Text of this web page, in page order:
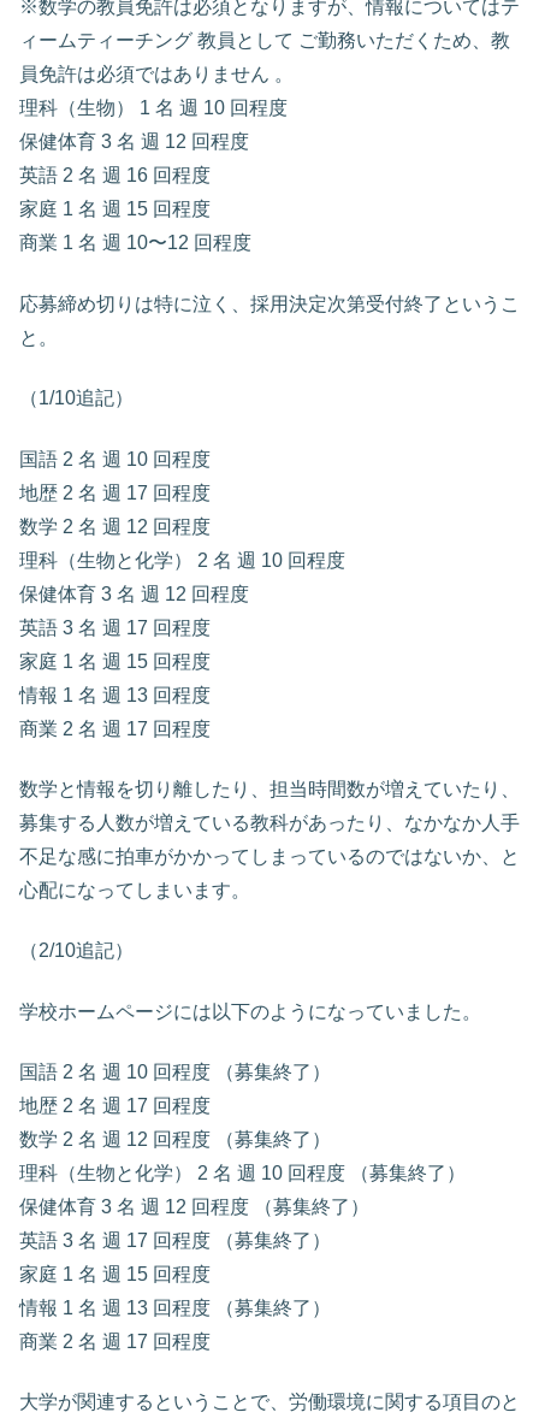
※数学の教員免許は必須となりますが、情報についてはテ
ィームティーチング 教員として ご勤務いただくため、教
員免許は必須ではありません 。
理科（生物） 1 名 週 10 回程度
保健体育 3 名 週 12 回程度
英語 2 名 週 16 回程度
家庭 1 名 週 15 回程度
商業 1 名 週 10〜12 回程度
応募締め切りは特に泣く、採用決定次第受付終了というこ
と。
（1/10追記）
国語 2 名 週 10 回程度
地歴 2 名 週 17 回程度
数学 2 名 週 12 回程度
理科（生物と化学） 2 名 週 10 回程度
保健体育 3 名 週 12 回程度
英語 3 名 週 17 回程度
家庭 1 名 週 15 回程度
情報 1 名 週 13 回程度
商業 2 名 週 17 回程度
数学と情報を切り離したり、担当時間数が増えていたり、
募集する人数が増えている教科があったり、なかなか人手
不足な感に拍車がかかってしまっているのではないか、と
心配になってしまいます。
（2/10追記）
学校ホームページには以下のようになっていました。
国語 2 名 週 10 回程度 （募集終了）
地歴 2 名 週 17 回程度
数学 2 名 週 12 回程度 （募集終了）
理科（生物と化学） 2 名 週 10 回程度 （募集終了）
保健体育 3 名 週 12 回程度 （募集終了）
英語 3 名 週 17 回程度 （募集終了）
家庭 1 名 週 15 回程度
情報 1 名 週 13 回程度 （募集終了）
商業 2 名 週 17 回程度
大学が関連するということで、労働環境に関する項目のと